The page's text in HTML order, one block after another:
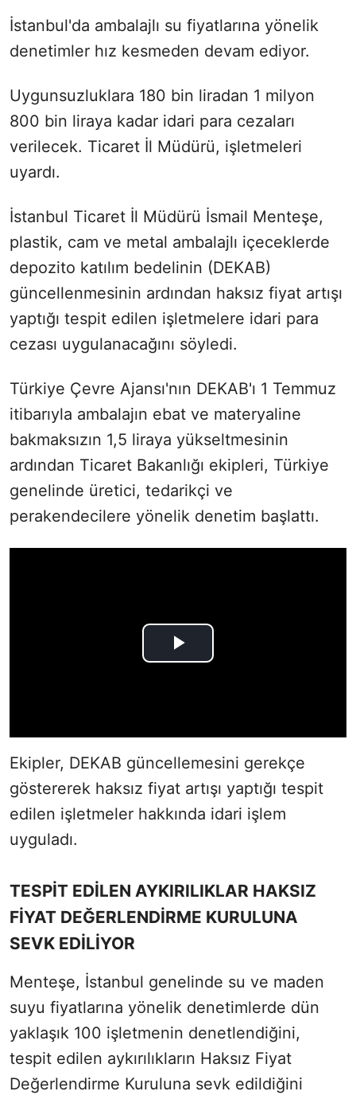
İstanbul'da ambalajlı su fiyatlarına yönelik
denetimler hız kesmeden devam ediyor.
Uygunsuzluklara 180 bin liradan 1 milyon
800 bin liraya kadar idari para cezaları
verilecek. Ticaret İl Müdürü, işletmeleri
uyardı.
İstanbul Ticaret İl Müdürü İsmail Menteşe,
plastik, cam ve metal ambalajlı içeceklerde
depozito katılım bedelinin (DEKAB)
güncellenmesinin ardından haksız fiyat artışı
yaptığı tespit edilen işletmelere idari para
cezası uygulanacağını söyledi.
Türkiye Çevre Ajansı'nın DEKAB'ı 1 Temmuz
itibarıyla ambalajın ebat ve materyaline
bakmaksızın 1,5 liraya yükseltmesinin
ardından Ticaret Bakanlığı ekipleri, Türkiye
genelinde üretici, tedarikçi ve
perakendecilere yönelik denetim başlattı.
Ekipler, DEKAB güncellemesini gerekçe
göstererek haksız fiyat artışı yaptığı tespit
edilen işletmeler hakkında idari işlem
uyguladı.
TESPİT EDİLEN AYKIRILIKLAR HAKSIZ
FİYAT DEĞERLENDİRME KURULUNA
SEVK EDİLİYOR
Menteşe, İstanbul genelinde su ve maden
suyu fiyatlarına yönelik denetimlerde dün
yaklaşık 100 işletmenin denetlendiğini,
tespit edilen aykırılıkların Haksız Fiyat
Değerlendirme Kuruluna sevk edildiğini